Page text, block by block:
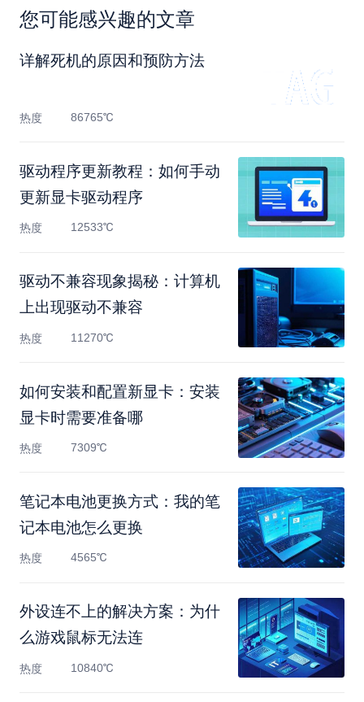
您可能感兴趣的文章
详解死机的原因和预防方法
热度 86765℃
驱动程序更新教程：如何手动
更新显卡驱动程序
热度 12533℃
驱动不兼容现象揭秘：计算机
上出现驱动不兼容
热度 11270℃
如何安装和配置新显卡：安装
显卡时需要准备哪
热度 7309℃
笔记本电池更换方式：我的笔
记本电池怎么更换
热度 4565℃
外设连不上的解决方案：为什
么游戏鼠标无法连
热度 10840℃